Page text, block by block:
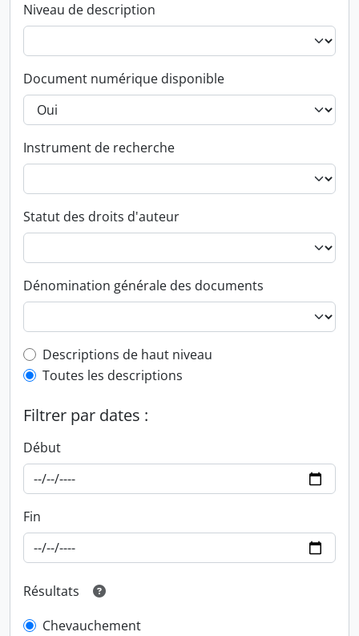
Niveau de description
Document numérique disponible
Instrument de recherche
Statut des droits d'auteur
Dénomination générale des documents
Top-level description filter
Descriptions de haut niveau
Toutes les descriptions
Filtrer par dates :
Début
Fin
Résultats
Chevauchement